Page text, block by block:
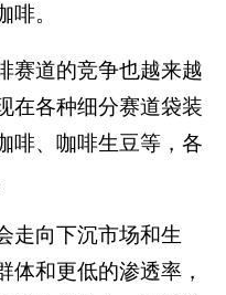
。
赛道的竞争也越来越
在各种细分赛道袋装
啡、咖啡生豆等，各
走向下沉市场和生
体和更低的渗透率，